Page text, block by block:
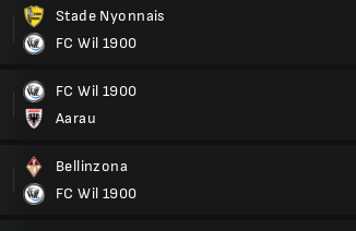
Stade Nyonnais
FC Wil 1900
FC Wil 1900
Aarau
Bellinzona
FC Wil 1900